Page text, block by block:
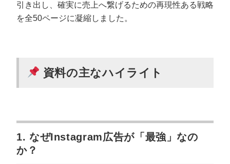
カスタマーサクセスマネージャー
募集要項一覧
引き出し、確実に売上へ繋げるための再現性ある戦略
を全50ページに凝縮しました。
資料の主なハイライト
1. なぜInstagram広告が「最強」なの
か？